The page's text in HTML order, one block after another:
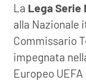
La Lega Serie
alla Nazionale
Commissario
impegnata
Europeo